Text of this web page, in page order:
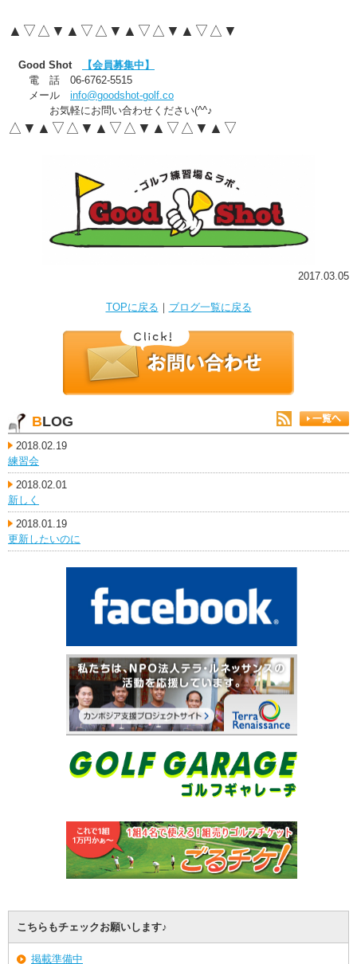
▲▽△▼▲▽△▼▲▽△▼▲▽△▼
Good Shot
【会員募集中】
電 話 06-6762-5515
メール info@goodshot-golf.co
お気軽にお問い合わせください(^^♪
△▼▲▽△▼▲▽△▼▲▽△▼▲▽
2017.03.05
TOPに戻る ｜ ブログ一覧に戻る
BLOG
2018.02.19
練習会
2018.02.01
新しく
2018.01.19
更新したいのに
こちらもチェックお願いします♪
掲載準備中